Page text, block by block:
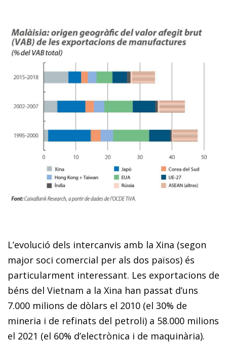
L’evolució dels intercanvis amb la Xina (segon
major soci comercial per als dos països) és
particularment interessant. Les exportacions de
béns del Vietnam a la Xina han passat d’uns
7.000 milions de dòlars el 2010 (el 30% de
mineria i de refinats del petroli) a 58.000 milions
el 2021 (el 60% d’electrònica i de maquinària).